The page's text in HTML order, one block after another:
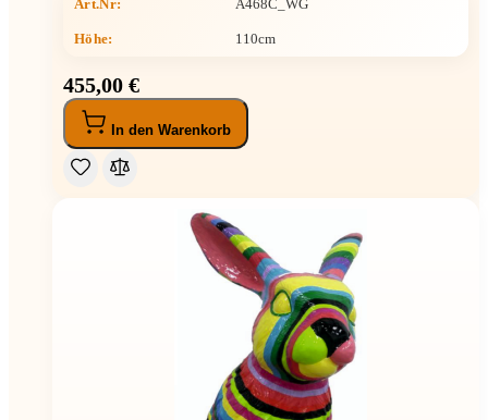
Art.Nr: A468C_WG
Höhe: 110cm
455,00 €
In den Warenkorb